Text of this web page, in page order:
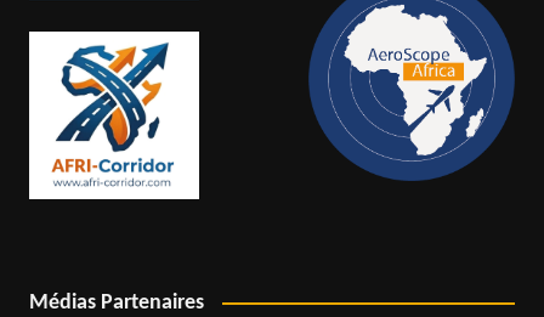
Médias Partenaires